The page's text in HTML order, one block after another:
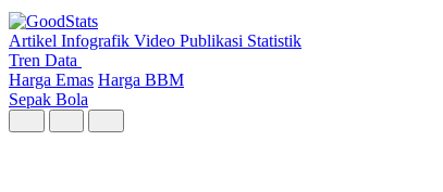
Artikel Infografik Video Publikasi Statistik
Tren Data
Harga Emas Harga BBM
Sepak Bola